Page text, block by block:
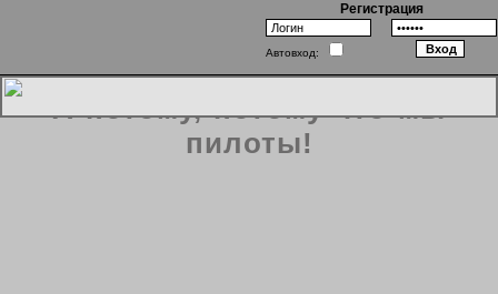
Регистрация
Автовход:
А потому, потому что мы
пилоты!